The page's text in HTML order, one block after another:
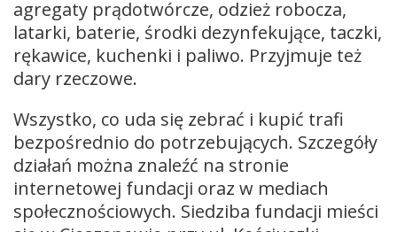
agregaty prądotwórcze, odzież robocza,
latarki, baterie, środki dezynfekujące, taczki,
rękawice, kuchenki i paliwo. Przyjmuje też
dary rzeczowe.
Wszystko, co uda się zebrać i kupić trafi
bezpośrednio do potrzebujących. Szczegóły
działań można znaleźć na stronie
internetowej fundacji oraz w mediach
społecznościowych. Siedziba fundacji mieści